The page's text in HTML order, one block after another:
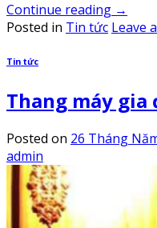
Continue reading →
Posted in Tin tức Leave
Tin tức
Thang máy gia
Posted on 26 Tháng
admin